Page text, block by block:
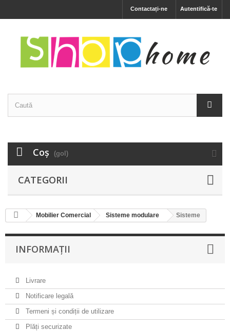
Autentifică-te
Contactați-ne
Coş (gol)
CATEGORII
Mobilier Comercial Sisteme modulare Sisteme
INFORMAȚII
Livrare
Notificare legală
Termeni și condiții de utilizare
Plăți securizate